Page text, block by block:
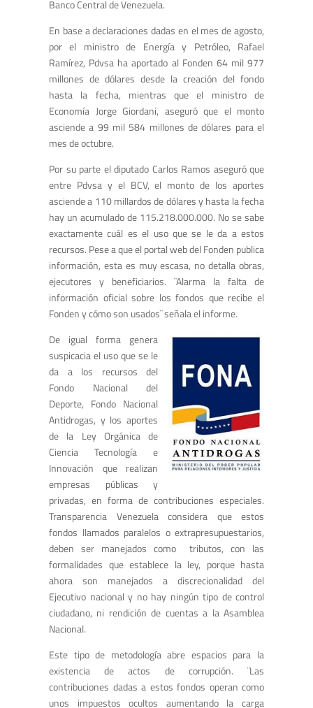
Banco Central de Venezuela.
En base a declaraciones dadas en el mes de agosto,
por el ministro de Energía y Petróleo, Rafael
Ramírez, Pdvsa ha aportado al Fonden 64 mil 977
millones de dólares desde la creación del fondo
hasta la fecha, mientras que el ministro de
Economía Jorge Giordani, aseguró que el monto
asciende a 99 mil 584 millones de dólares para el
mes de octubre.
Por su parte el diputado Carlos Ramos aseguró que
entre Pdvsa y el BCV, el monto de los aportes
asciende a 110 millardos de dólares y hasta la fecha
hay un acumulado de 115.218.000.000. No se sabe
exactamente cuál es el uso que se le da a estos
recursos. Pese a que el portal web del Fonden publica
información, esta es muy escasa, no detalla obras,
ejecutores y beneficiarios. ¨Alarma la falta de
información oficial sobre los fondos que recibe el
Fonden y cómo son usados¨ señala el informe.
De igual forma genera
suspicacia el uso que se le
da a los recursos del
Fondo Nacional del
Deporte, Fondo Nacional
Antidrogas, y los aportes
de la Ley Orgánica de
Ciencia Tecnología e
Innovación que realizan
empresas públicas y
privadas, en forma de contribuciones especiales.
Transparencia Venezuela considera que estos
fondos llamados paralelos o extrapresupuestarios,
deben ser manejados como tributos, con las
formalidades que establece la ley, porque hasta
ahora son manejados a discrecionalidad del
Ejecutivo nacional y no hay ningún tipo de control
ciudadano, ni rendición de cuentas a la Asamblea
Nacional.
Este tipo de metodología abre espacios para la
existencia de actos de corrupción. ¨Las
contribuciones dadas a estos fondos operan como
unos impuestos ocultos aumentando la carga